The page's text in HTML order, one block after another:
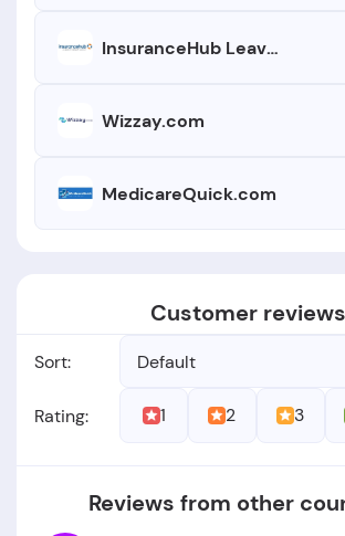
InsuranceHub Leavitt Agency
Wizzay.com
MedicareQuick.com
Customer reviews
Sort: Default
Rating: 1 2 3
Reviews from other